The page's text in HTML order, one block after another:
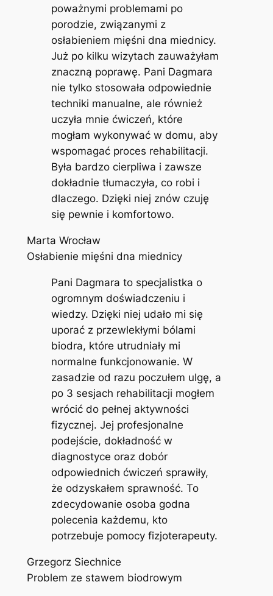
poważnymi problemami po
porodzie, związanymi z
osłabieniem mięśni dna miednicy.
Już po kilku wizytach zauważyłam
znaczną poprawę. Pani Dagmara
nie tylko stosowała odpowiednie
techniki manualne, ale również
uczyła mnie ćwiczeń, które
mogłam wykonywać w domu, aby
wspomagać proces rehabilitacji.
Była bardzo cierpliwa i zawsze
dokładnie tłumaczyła, co robi i
dlaczego. Dzięki niej znów czuję
się pewnie i komfortowo.
Marta Wrocław
Osłabienie mięśni dna miednicy
Pani Dagmara to specjalistka o
ogromnym doświadczeniu i
wiedzy. Dzięki niej udało mi się
uporać z przewlekłymi bólami
biodra, które utrudniały mi
normalne funkcjonowanie. W
zasadzie od razu poczułem ulgę, a
po 3 sesjach rehabilitacji mogłem
wrócić do pełnej aktywności
fizycznej. Jej profesjonalne
podejście, dokładność w
diagnostyce oraz dobór
odpowiednich ćwiczeń sprawiły,
że odzyskałem sprawność. To
zdecydowanie osoba godna
polecenia każdemu, kto
potrzebuje pomocy fizjoterapeuty.
Grzegorz Siechnice
Problem ze stawem biodrowym